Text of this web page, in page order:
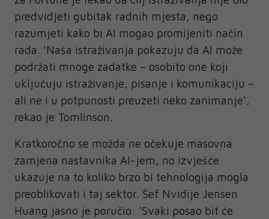
predvidjeti gubitak radnih mjesta, nego
razumjeti kako bi AI mogao promijeniti način
rada. 'Naša istraživanja pokazuju da AI može
podržati mnoge zadatke – osobito one koji
uključuju istraživanje, pisanje i komunikaciju –
ali ne i u potpunosti preuzeti neko zanimanje',
rekao je Tomlinson.
Kratkoročno se možda ne očekuje masovna
zamjena nastavnika AI-jem, no izvješće
ukazuje na to koliko brzo bi tehnologija mogla
preoblikovati i taj sektor. Šef Nvidije Jensen
Huang jasno je poručio: 'Svaki posao bit će